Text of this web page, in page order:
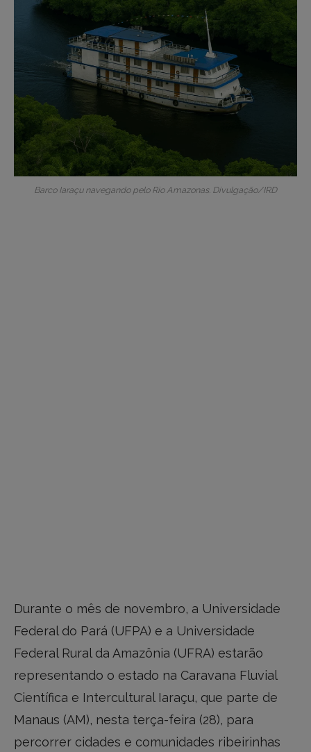
Barco Iaraçu navegando pelo Rio Amazonas. Divulgação/IRD
Durante o mês de novembro, a Universidade
Federal do Pará (UFPA) e a Universidade
Federal Rural da Amazônia (UFRA) estarão
representando o estado na Caravana Fluvial
Científica e Intercultural Iaraçu, que parte de
Manaus (AM), nesta terça-feira (28), para
percorrer cidades e comunidades ribeirinhas